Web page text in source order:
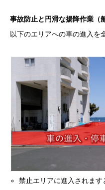
事故防止と円滑な揚降作業（
以下のエリアへの車の進入を
禁止エリアに進入されま